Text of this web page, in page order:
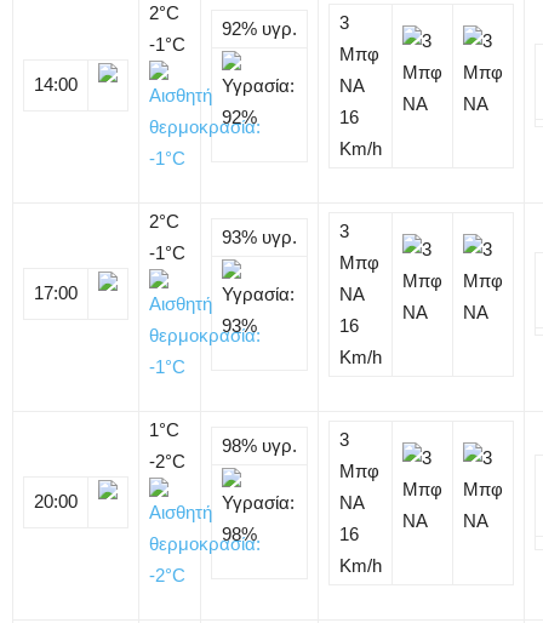
14:00
2°C
-1°C
92% υγρ.
3
Μπφ
NA
16
Km/h
17:00
2°C
-1°C
93% υγρ.
3
Μπφ
NA
16
Km/h
20:00
1°C
-2°C
98% υγρ.
3
Μπφ
NA
16
Km/h